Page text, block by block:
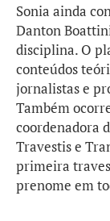
Sonia ainda
Danton
disciplina. O
conteúdos
jornalistas e
Também
coordenadora
Travestis e
primeira
prenome em